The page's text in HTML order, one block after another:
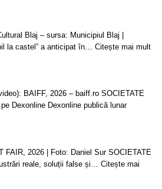
Blaj – sursa: Municipiul Blaj |
la castel” a anticipat în… Citește mai mult
BAIFF, 2026 – baiff.ro SOCIETATE
Dexonline Dexonline publică lunar
FAIR, 2026 | Foto: Daniel Sur SOCIETATE
reale, soluții false și… Citește mai